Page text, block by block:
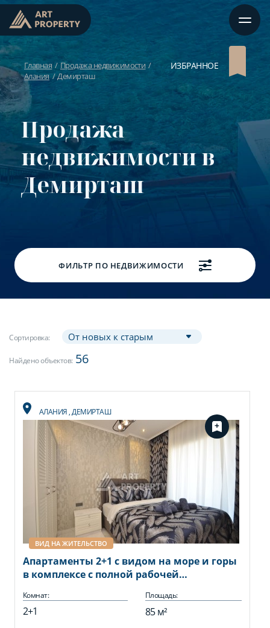
Главная
Продажа недвижимости
Алания
Демирташ
ИЗБРАННОЕ
Продажа
недвижимости в
Демирташ
ФИЛЬТР ПО НЕДВИЖИМОСТИ
Сортировка:
Найдено объектов: 56
АЛАНИЯ,ДЕМИРТАШ
ВИД НА ЖИТЕЛЬСТВО
Апартаменты 2+1 с видом на море и горы
в комплексе с полной рабочей
Комнат:
2+1
Площадь:
85 м²